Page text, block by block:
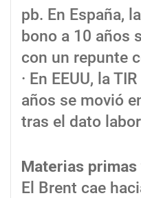
pb. En España,
bono a 10 años
con un repunte
· En EEUU, la
años se movió
tras el dato
Materias primas
El Brent cae